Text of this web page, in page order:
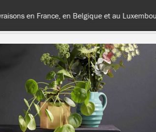
de 100€ d'achats
France
& CONSEILS DURABILITÉ